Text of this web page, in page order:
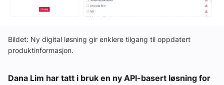
Aktivitetskalender
Bransjekommentar
Bildet: Ny digital løsning gir enklere tilgang til oppdatert
produktinformasjon.
Dana Lim har tatt i bruk en ny API-basert løsning for